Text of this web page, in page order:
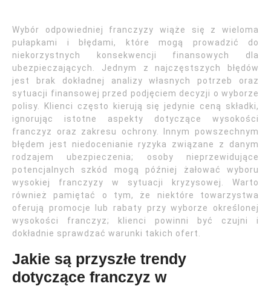
Wybór odpowiedniej franczyzy wiąże się z wieloma
pułapkami i błędami, które mogą prowadzić do
niekorzystnych konsekwencji finansowych dla
ubezpieczających. Jednym z najczęstszych błędów
jest brak dokładnej analizy własnych potrzeb oraz
sytuacji finansowej przed podjęciem decyzji o wyborze
polisy. Klienci często kierują się jedynie ceną składki,
ignorując istotne aspekty dotyczące wysokości
franczyz oraz zakresu ochrony. Innym powszechnym
błędem jest niedocenianie ryzyka związane z danym
rodzajem ubezpieczenia; osoby nieprzewidujące
potencjalnych szkód mogą później żałować wyboru
wysokiej franczyzy w sytuacji kryzysowej. Warto
również pamiętać o tym, że niektóre towarzystwa
oferują promocje lub rabaty przy wyborze określonej
wysokości franczyz; klienci powinni być czujni i
dokładnie sprawdzać warunki takich ofert.
Jakie są przyszłe trendy
dotyczące franczyz w